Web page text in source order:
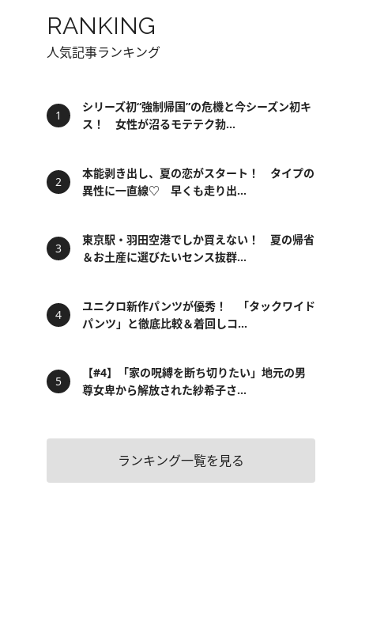
RANKING
人気記事ランキング
シリーズ初“強制帰国”の危機と今シーズン初キ
ス！ 女性が沼るモテテク勃...
本能剥き出し、夏の恋がスタート！ タイプの
異性に一直線♡ 早くも走り出...
東京駅・羽田空港でしか買えない！ 夏の帰省
＆お土産に選びたいセンス抜群...
ユニクロ新作パンツが優秀！ 「タックワイド
パンツ」と徹底比較＆着回しコ...
【#4】「家の呪縛を断ち切りたい」地元の男
尊女卑から解放された紗希子さ...
ランキング一覧を見る